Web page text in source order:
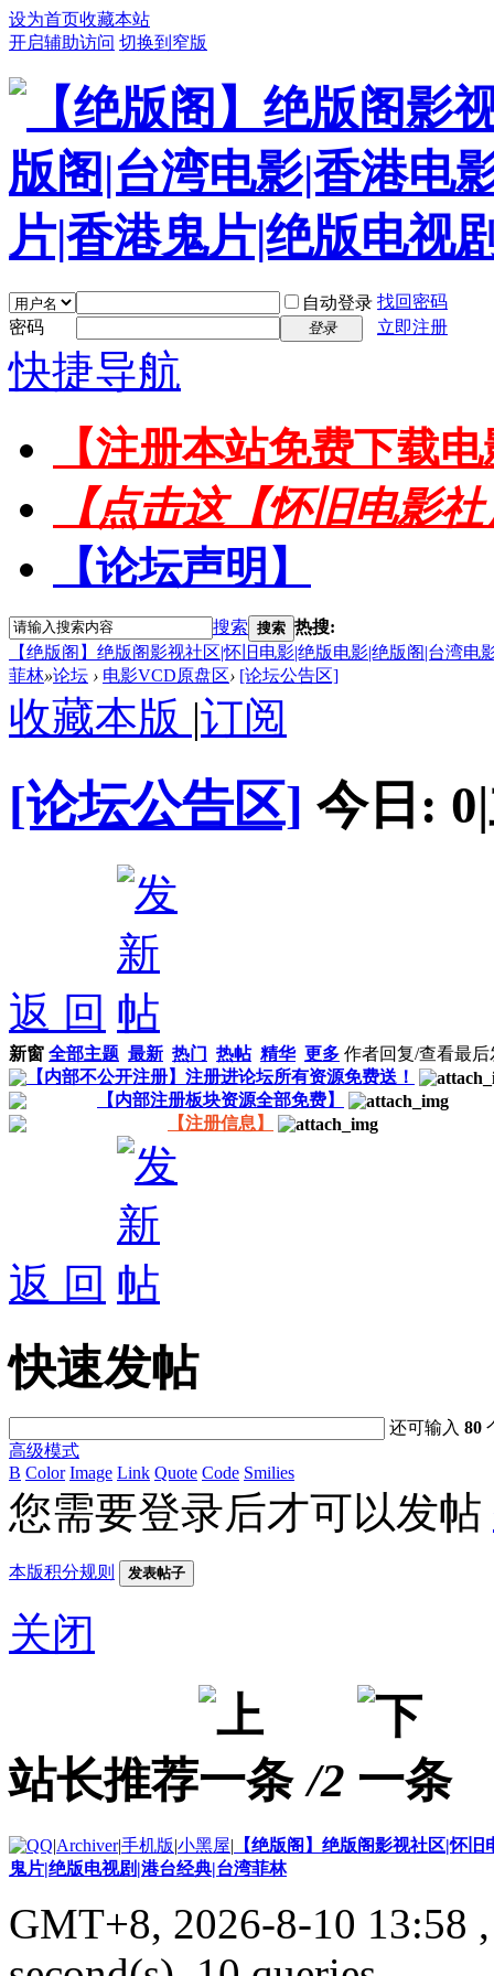
设为首页收藏本站
开启辅助访问 切换到窄版
自动登录 找回密码
密码
登录 立即注册
快捷导航
【注册本站免费下载
【点击这【怀旧电影
【论坛声明】
搜索 搜索 热搜:
【绝版阁】绝版阁影视社区|怀旧电影|绝版电影|绝版阁|台湾
菲林»论坛 › 电影VCD原盘区› [论坛公告区]
收藏本版 |订阅
[论坛公告区] 今日: 0|
返 回
新窗 全部主题 最新 热门 热帖 精华 更多 作者回复/查看最后
【内部不公开注册】注册进论坛所有资源免费送！
【内部注册板块资源全部免费】
【注册信息】
返 回
快速发帖
还可输入80
高级模式
B Color Image Link Quote Code Smilies
您需要登录后才可以发帖
本版积分规则 发表帖子
关闭
站长推荐 /2
|Archiver|手机版|小黑屋| 【绝版阁】绝版阁影视社区|怀
鬼片|绝版电视剧|港台经典|台湾菲林
GMT+8, 2026-8-10 13:58